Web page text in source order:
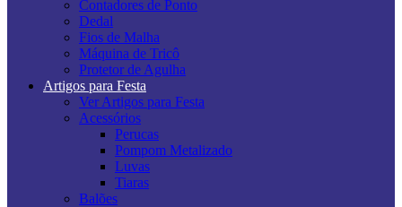
Contadores de Ponto
Dedal
Fios de Malha
Máquina de Tricô
Protetor de Agulha
Artigos para Festa
Ver Artigos para Festa
Acessórios
Perucas
Pompom Metalizado
Luvas
Tiaras
Balões